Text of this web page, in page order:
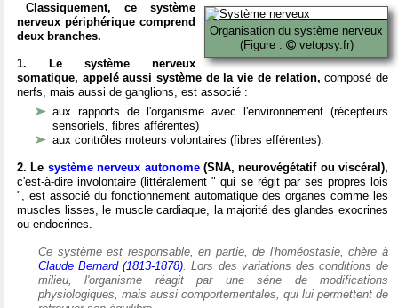
Organisation du système nerveux
(Figure :
vetopsy.fr)
Classiquement, ce système
nerveux périphérique comprend
deux branches.
1. Le système nerveux
somatique, appelé aussi système de la vie de relation, composé de
nerfs, mais aussi de ganglions, est associé :
aux rapports de l'organisme avec l'environnement (récepteurs
sensoriels, fibres afférentes)
aux contrôles moteurs volontaires (fibres efférentes).
2. Le système nerveux autonome(SNA, neurovégétatif ou viscéral),
c'est-à-dire involontaire (littéralement " qui se régit par ses propres lois
", est associé du fonctionnement automatique des organes comme les
muscles lisses, le muscle cardiaque, la majorité des glandes exocrines
ou endocrines.
Ce système est responsable, en partie, de l'homéostasie, chère à
Claude Bernard (1813-1878). Lors des variations des conditions de
milieu, l'organisme réagit par une série de modifications
physiologiques, mais aussi comportementales, qui lui permettent de